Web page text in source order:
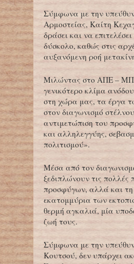
Σύμφωνα με την
Αρμοστείας, Καίτη
δράσει και να
δύσκολο, καθώς στις
αυξανόμενη ροή
Μιλώντας στο ΑΠΕ – ΜΠΕ
γενικότερο κλίμα
στη χώρα μας, τα έργα
στον διαγωνισμό
αντιμετώπιση του
και αλληλεγγύης,
πολιτισμού».
Μέσα από τον
ξεδιπλώνουν τις
προσφύγων, αλλά και τη
εκατομμύρια των
θερμή αγκαλιά, μία
ζωή τους.
Σύμφωνα με την
Κουτσού, δεν υπάρχει